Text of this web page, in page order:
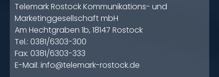
Telemark Rostock Kommunikations- und
Marketinggesellschaft mbH
Am Hechtgraben 1b, 18147 Rostock
Tel.: 0381/6303-300
Fax: 0381/6303-333
E-Mail: info@telemark-rostock.de